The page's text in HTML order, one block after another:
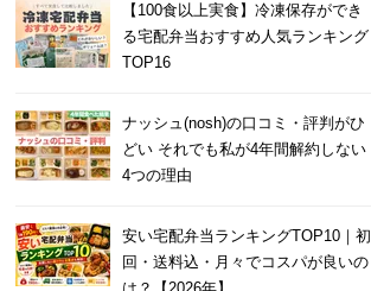
【100食以上実食】冷凍保存ができ
る宅配弁当おすすめ人気ランキング
TOP16
ナッシュ(nosh)の口コミ・評判がひ
どい それでも私が4年間解約しない
4つの理由
安い宅配弁当ランキングTOP10｜初
回・送料込・月々でコスパが良いの